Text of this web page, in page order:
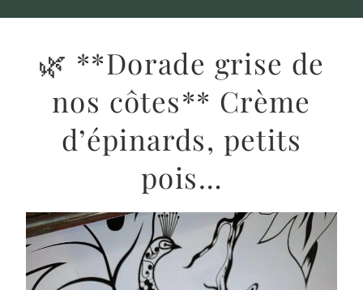
🌿 **Dorade grise de
nos côtes** Crème
d’épinards, petits
pois…